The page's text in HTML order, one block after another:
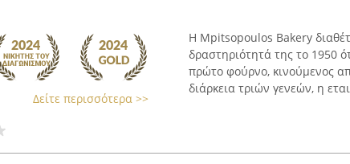
Δείτε περισσότερα >>
Η Mpitsopoulos Bakery
δραστηριότητά της το 1950
πρώτο φούρνο, κινούμενος
διάρκεια τριών γενεών, η